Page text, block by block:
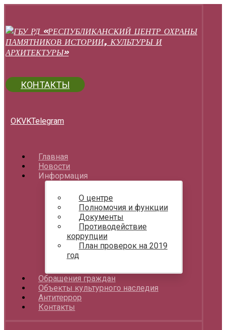
КОНТАКТЫ
OKVKTelegram
Главная
Новости
Информация
О центре
Полномочия и функции
Документы
Противодействие
коррупции
План проверок на 2019
год
Обращения граждан
Объекты культурного наследия
Антитеррор
Контакты